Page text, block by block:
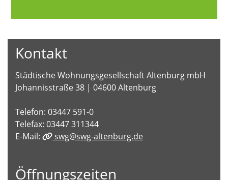
Kontakt
Städtische Wohnungsgesellschaft Altenburg mbH
Johannisstraße 38 | 04600 Altenburg
Telefon: 03447 591-0
Telefax: 03447 311344
E-Mail:
swg@swg-altenburg.de
Öffnungszeiten